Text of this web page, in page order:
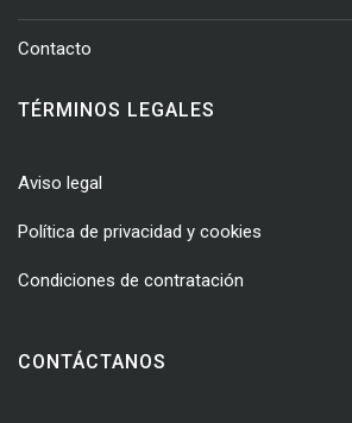
Contacto
TÉRMINOS LEGALES
Aviso legal
Política de privacidad y cookies
Condiciones de contratación
CONTÁCTANOS